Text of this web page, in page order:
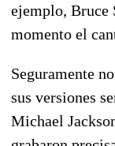
ejemplo, Bruce
momento el
Seguramente
sus versiones
Michael